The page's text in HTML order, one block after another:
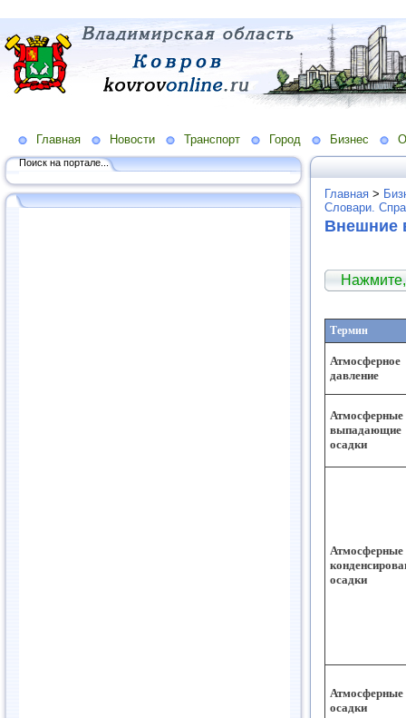
Главная Новости Транспорт Город Бизнес
Поиск на портале...
Главная >
Словари.
Внешние
Термин
Атмосферное
давление
Атмосферные
выпадающие
осадки
Атмосферные
осадки
Атмосферные
осадки